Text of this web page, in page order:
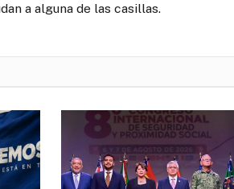
a alguna de las casillas.